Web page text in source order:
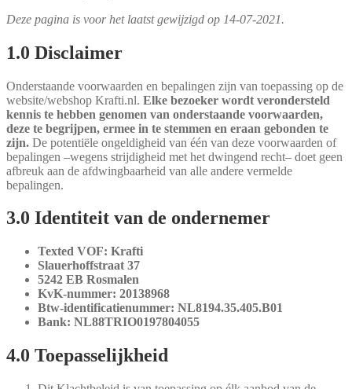
Deze pagina is voor het laatst gewijzigd op 14-07-2021.
1.0 Disclaimer
Onderstaande voorwaarden en bepalingen zijn van toepassing op de
website/webshop Krafti.nl. Elke bezoeker wordt verondersteld
kennis te hebben genomen van onderstaande voorwaarden,
deze te begrijpen, ermee in te stemmen en eraan gebonden te
zijn. De potentiële ongeldigheid van één van deze voorwaarden of
bepalingen –wegens strijdigheid met het dwingend recht– doet geen
afbreuk aan de afdwingbaarheid van alle andere vermelde
bepalingen.
3.0 Identiteit van de ondernemer
Texted VOF: Krafti
Slauerhoffstraat 37
5242 EB Rosmalen
KvK-nummer: 20138968
Btw-identificatienummer: NL8194.35.405.B01
Bank: NL88TRIO0197804055
4.0 Toepasselijkheid